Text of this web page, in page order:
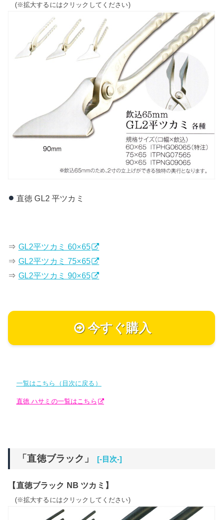
(※拡大するにはクリックしてください)
直徳 GL2 平ツカミ
⇒ GL2平ツカミ 60×65
⇒ GL2平ツカミ 75×65
⇒ GL2平ツカミ 90×65
今すぐ購入
一覧はこちら（目次に戻る）
直徳 ハサミの一覧はこちら
「直徳ブラック」 [-目次-]
【直徳ブラック NB ツカミ】
(※拡大するにはクリックしてください)